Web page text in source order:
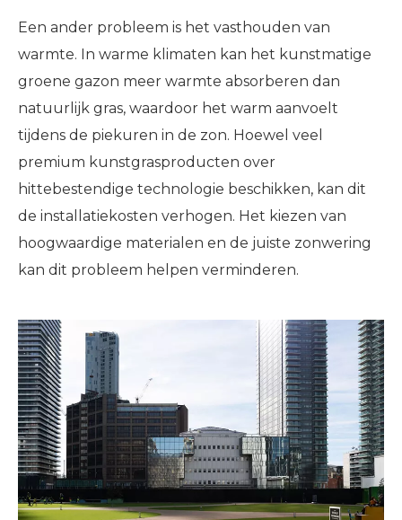
Een ander probleem is het vasthouden van
warmte. In warme klimaten kan het kunstmatige
groene gazon meer warmte absorberen dan
natuurlijk gras, waardoor het warm aanvoelt
tijdens de piekuren in de zon. Hoewel veel
premium kunstgrasproducten over
hittebestendige technologie beschikken, kan dit
de installatiekosten verhogen. Het kiezen van
hoogwaardige materialen en de juiste zonwering
kan dit probleem helpen verminderen.